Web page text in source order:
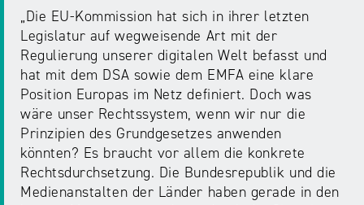
Partizipation
Roadshow
gegen
Desinformation
Safer
Internet
Day
„Die EU-Kommission hat sich in ihrer letzten
Legislatur auf wegweisende Art mit der
Regulierung unserer digitalen Welt befasst und
hat mit dem DSA sowie dem EMFA eine klare
Position Europas im Netz definiert. Doch was
wäre unser Rechtssystem, wenn wir nur die
Prinzipien des Grundgesetzes anwenden
könnten? Es braucht vor allem die konkrete
Rechtsdurchsetzung. Die Bundesrepublik und die
Medienanstalten der Länder haben gerade in den